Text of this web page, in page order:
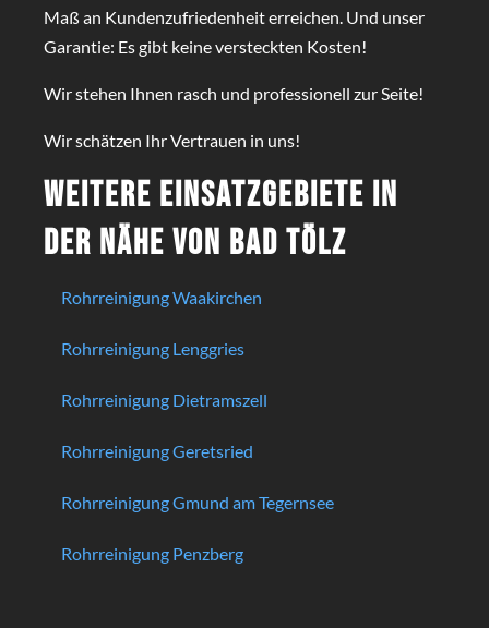
Maß an Kundenzufriedenheit erreichen. Und unser
Garantie: Es gibt keine versteckten Kosten!
Wir stehen Ihnen rasch und professionell zur Seite!
Wir schätzen Ihr Vertrauen in uns!
Weitere Einsatzgebiete in
der Nähe von Bad Tölz
Rohrreinigung Waakirchen
Rohrreinigung Lenggries
Rohrreinigung Dietramszell
Rohrreinigung Geretsried
Rohrreinigung Gmund am Tegernsee
Rohrreinigung Penzberg